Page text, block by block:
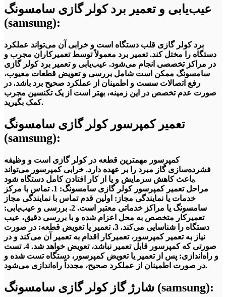
می‌شوند. در این مقاله، به بررسی نصب و تعمیر کولرگازی
سامسونگ و راه‌حل‌های آن‌ها پرداختیم. با رعایت نکات مهم و
استفاده از تعمیرکاران ماهر و مجرب، می‌توانید دستگاه خود را به
24تعمیر ارائه دهنده خدمات
تعمیر و نصب کولر گازی سامسونگدر شهر
تهران(غرب تهران، شرق تهران، جنوب
تهران و شمال تهران)
همچنین جهت تعمیر و نصب کولر گازی سامسونگ
در البرز(کرج)،
شهریار، شهر قدس، صفاشهر و صفادشت، اندیشه، فردیسنیز
24تعمیر تلاش کرده است تا با جذب کارشناسان مجرب و متخصص
در زمنیه
تعمیر و نصب کولر گازی سامسونگ
در حومه شهر تهران و استان تهران پاسخگوی خدمات تعمیر و نصب
لوازم خانگی در شهرهای شهرری، اسلامشهر، چهاردانگه، گلستان،
باشد .
عیب‌یابی و تعمیر برد کولر گازی سامسونگ
(samsung):
برد کولر گازی قلب دستگاه است و خرابی آن می‌تواند عملکرد
دستگاه را مختل کند. تعمیر برد معمولاً توسط تعمیرکاران مجرب و
در مراکز تخصصی انجام می‌شود. عیب‌یابی و تعمیر برد کولر گازی
سامسونگ ممکن است شامل بررسی و تعویض قطعات معیوب،
رفع اتصالات سست و اطمینان از عملکرد صحیح برد باشد. در
صورت عدم تخصص در این زمینه، بهتر است از یک تکنسین مجرب
کمک بگیرید.
تعمیر کمپرسور کولر گازی سامسونگ
(samsung):
کمپرسور مهمترین قطعه در کولر گازی است و وظیفه
فشرده‌سازی گاز مبرد را بر عهده دارد. خرابی کمپرسور می‌تواند
باعث کاهش سرمایش و یا از کار افتادن کامل دستگاه شود.
مراحل تعمیر کمپرسور کولر گازی سامسونگ: 1. تماس با مرکز
خدمات یا نمایندگی مجاز: اولین قدم تماس با نمایندگی مجاز
سامسونگ یا مراکز خدماتی معتبر است. 2. بررسی و عیب‌یابی:
تعمیرکار متخصص به محل اعزام شده و با بررسی دقیق، عیب
دستگاه را شناسایی می‌کند. 3. تعمیر یا تعویض قطعه: در صورت
نیاز به تعمیر کمپرسور، تعمیرکار اقدام به تعمیر آن می‌کند و در
صورتی که کمپرسور قابل تعمیر نباشد، تعویض خواهد شد. 4. تست
و راه‌اندازی: پس از تعمیر یا تعویض کمپرسور، دستگاه تست شده و
در صورت اطمینان از عملکرد صحیح، مجدداً راه‌اندازی می‌شود.
شارژ گاز کولر گازی سامسونگ (samsung):